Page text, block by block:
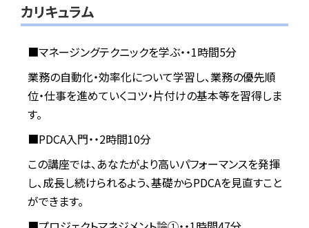
カリキュラム
■マネージングテクニックを学ぶ・・1時間5分
業務の自動化・効率化について学習し、業務の優先順
位・仕事を進めていくコツ・片付けの基本等を習得しま
す。
■PDCA入門・・2時間10分
この講座では、あなたがより高いパフォーマンスを発揮
し、成長し続けられるよう、基礎からPDCAを見直すこと
ができます。